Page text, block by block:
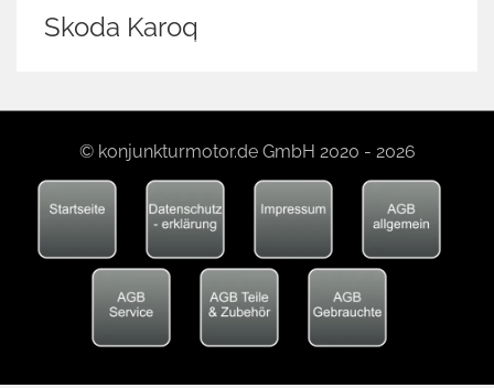
Skoda Karoq
© konjunkturmotor.de GmbH 2020 - 2026